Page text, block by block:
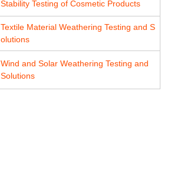
Stability Testing of Cosmetic Products
Textile Material Weathering Testing and S
olutions
Wind and Solar Weathering Testing and
Solutions